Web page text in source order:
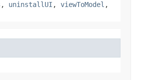
, uninstallUI , viewToModel ,